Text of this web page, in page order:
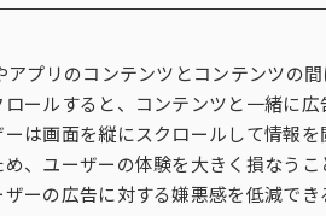
行動観察
会場調査（CLT）
SCI®（全国消費者パネル調査）
Media Gauge®
コーホート分析
di-PiNK® DMP
Sales Impact Scope
モニタリング／フォローに関す
題
プリのコンテンツとコンテンツの
ールすると、コンテンツと一緒に広
は画面を縦にスクロールして情報
、ユーザーの体験を大きく損なう
ーの広告に対する嫌悪感を低減で